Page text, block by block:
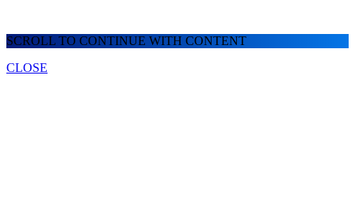
SCROLL TO CONTINUE WITH CONTENT
CLOSE